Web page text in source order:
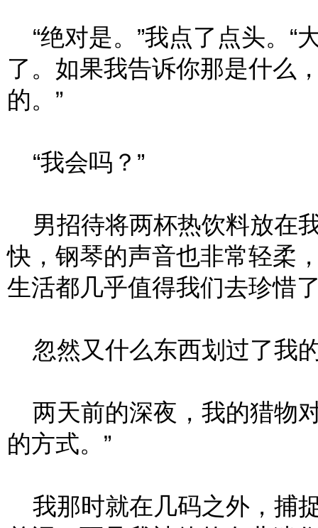
“绝对是。”我点了点头。“
了。如果我告诉你那是什么
的。”
“我会吗？”
男招待将两杯热饮料放在
快，钢琴的声音也非常轻柔
生活都几乎值得我们去珍惜
忽然又什么东西划过了我
两天前的深夜，我的猎物
的方式。”
我那时就在几码之外，捕